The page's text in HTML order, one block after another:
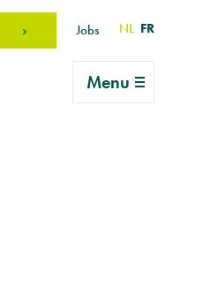
Jobs NL FR
Menu